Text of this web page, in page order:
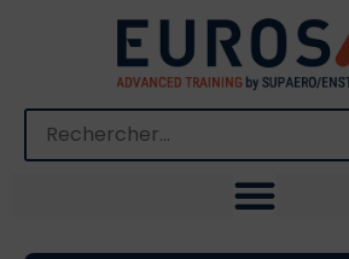
Quand les résultats de l'auto-